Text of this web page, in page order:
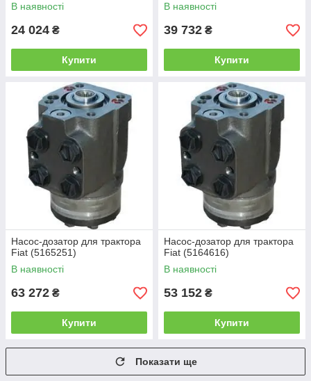
В наявності
24 024 ₴
Купити
В наявності
39 732 ₴
Купити
Насос-дозатор для трактора
Fiat (5165251)
В наявності
63 272 ₴
Купити
Насос-дозатор для трактора
Fiat (5164616)
В наявності
53 152 ₴
Купити
Показати ще